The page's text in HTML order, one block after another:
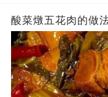
酸菜燉五花肉的做